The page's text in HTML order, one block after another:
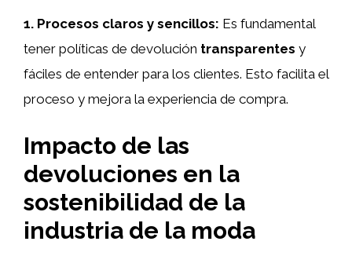
1. Procesos claros y sencillos: Es fundamental
tener políticas de devolución transparentes y
fáciles de entender para los clientes. Esto facilita el
proceso y mejora la experiencia de compra.
Impacto de las
devoluciones en la
sostenibilidad de la
industria de la moda